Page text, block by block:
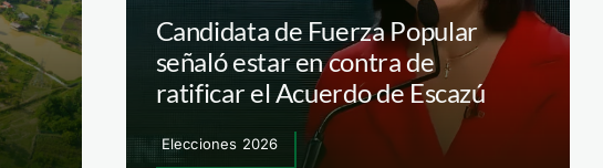
Candidata de Fuerza Popular
señaló estar en contra de
ratificar el Acuerdo de Escazú
Elecciones 2026